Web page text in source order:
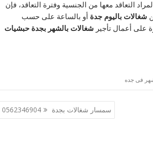
التعاقد معها من الجنسية وفترة التعاقد، فإن
شغالات باليوم جدة أو بالساعة على حسب
على أعمال تأجير شغالات بالشهر بجدة حبشيات
فى جده
سمسار شغالات بجدة 0562346904